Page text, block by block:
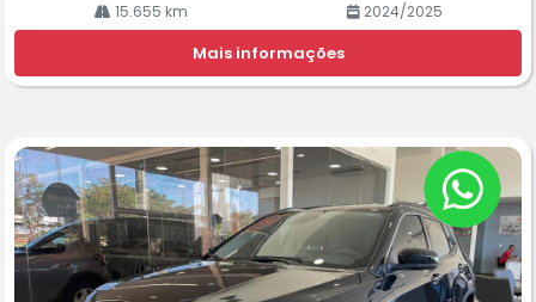
15.655 km 2024/2025
Mais informações